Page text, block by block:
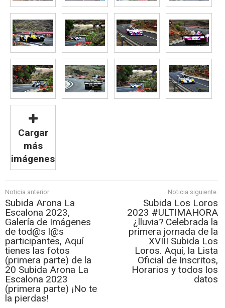
Cargar
más
imágenes
Noticia anterior:
Subida Arona La
Escalona 2023,
Galería de Imágenes
de tod@s l@s
participantes, Aquí
tienes las fotos
(primera parte) de la
20 Subida Arona La
Escalona 2023
(primera parte) ¡No te
la pierdas!
Noticia siguiente:
Subida Los Loros
2023 #ULTIMAHORA
¿lluvia? Celebrada la
primera jornada de la
XVIII Subida Los
Loros. Aquí, la Lista
Oficial de Inscritos,
Horarios y todos los
datos